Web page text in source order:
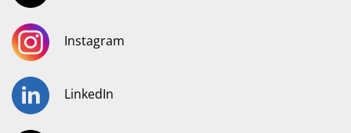
Instagram
LinkedIn